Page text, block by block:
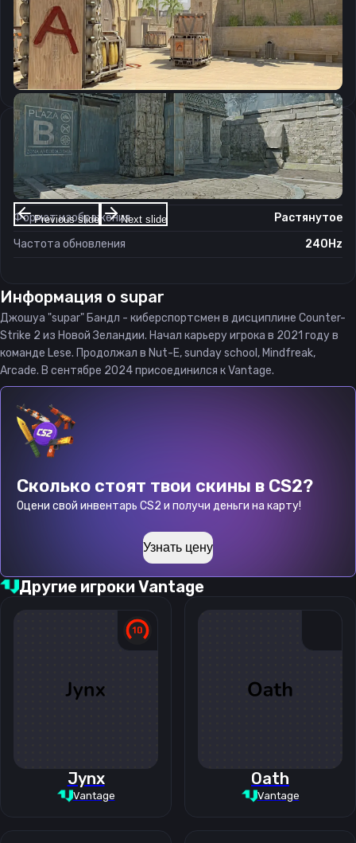
Previous slide Next slide
Чувствительность мыши в Windows:
6/11
Ускорение мыши:
0
m_rawinput:
1
Настройки экрана
Разрешение
1280×960
Соотношение сторон
4:3
Формат изображения
Растянутое
Частота обновления
240Hz
Информация о supar
Джошуа "supar" Бандл - киберспортсмен в дисциплине Counter-
Strike 2 из Новой Зеландии. Начал карьеру игрока в 2021 году в
команде Lese. Продолжал в Nut-E, sunday school, Mindfreak,
Arcade. В сентябре 2024 присоединился к Vantage.
Сколько стоят твои скины в CS2?
Оцени свой инвентарь CS2 и получи деньги на карту!
Узнать цену
Другие игроки Vantage
Jynx
Vantage
Oath
Vantage